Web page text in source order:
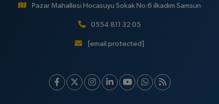
Pazar Mahallesi Hocasuyu Sokak No:6 ilkadım Samsun
0554 811 32 05
[email protected]